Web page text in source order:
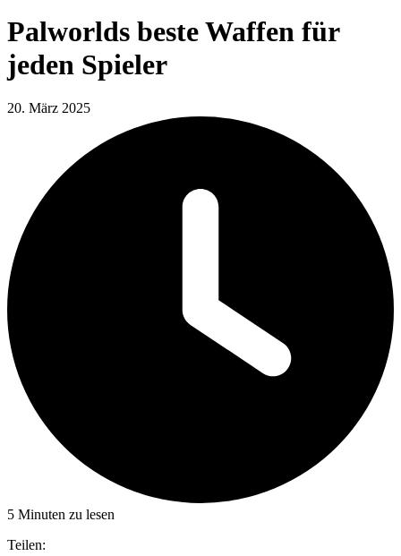
Palworlds beste Waffen für
jeden Spieler
20. März 2025
5 Minuten zu lesen
Teilen: